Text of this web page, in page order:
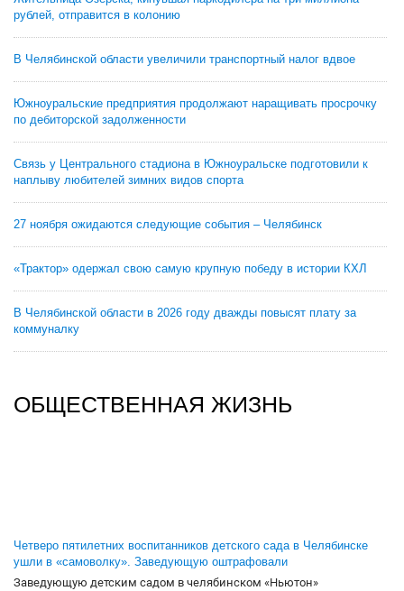
рублей, отправится в колонию
В Челябинской области увеличили транспортный налог вдвое
Южноуральские предприятия продолжают наращивать просрочку
по дебиторской задолженности
Связь у Центрального стадиона в Южноуральске подготовили к
наплыву любителей зимних видов спорта
27 ноября ожидаются следующие события – Челябинск
«Трактор» одержал свою самую крупную победу в истории КХЛ
В Челябинской области в 2026 году дважды повысят плату за
коммуналку
ОБЩЕСТВЕННАЯ ЖИЗНЬ
Четверо пятилетних воспитанников детского сада в Челябинске
ушли в «самоволку». Заведующую оштрафовали
Заведующую детским садом в челябинском «Ньютон»